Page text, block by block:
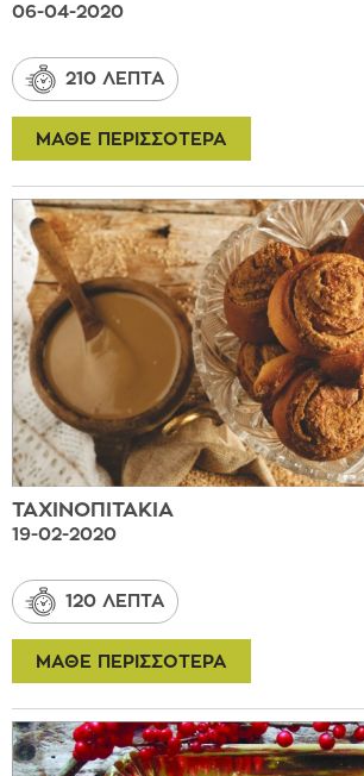
06-04-2020
210 ΛΕΠΤΑ
ΜΑΘΕ ΠΕΡΙΣΣΟΤΕΡΑ
ΤΑΧΙΝΟΠΙΤΑΚΙΑ
19-02-2020
120 ΛΕΠΤΑ
ΜΑΘΕ ΠΕΡΙΣΣΟΤΕΡΑ